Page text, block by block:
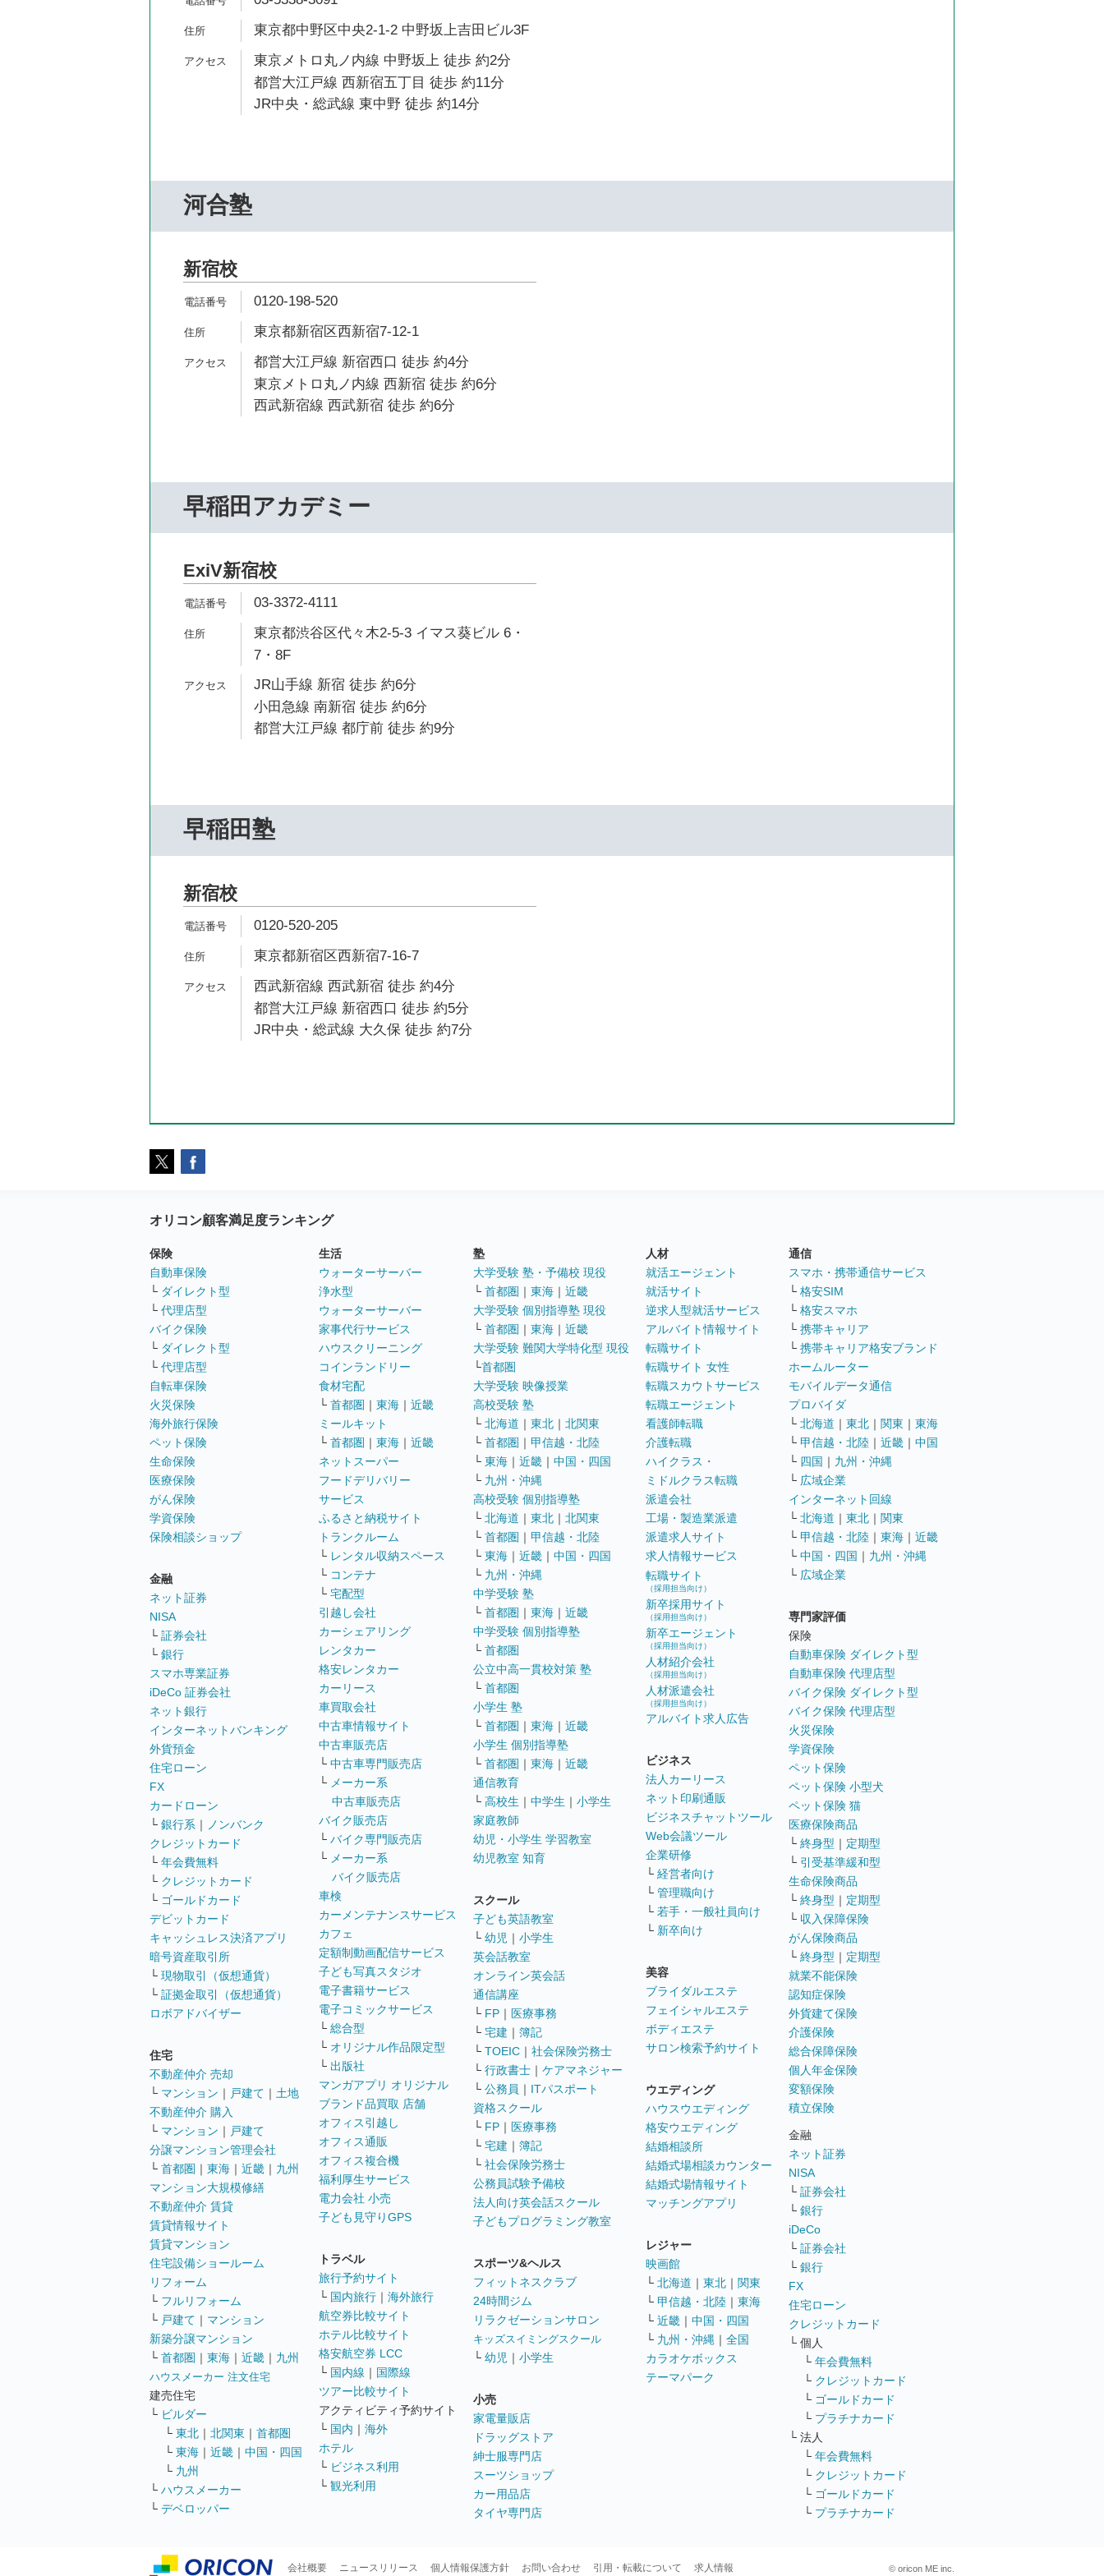
東京都中野区中央2-1-2 中野坂上吉田ビル3F
東京メトロ丸ノ内線 中野坂上 徒歩 約2分
都営大江戸線 西新宿五丁目 徒歩 約11分
JR中央・総武線 東中野 徒歩 約14分
河合塾
新宿校
0120-198-520
東京都新宿区西新宿7-12-1
都営大江戸線 新宿西口 徒歩 約4分
東京メトロ丸ノ内線 西新宿 徒歩 約6分
西武新宿線 西武新宿 徒歩 約6分
早稲田アカデミー
ExiV新宿校
03-3372-4111
東京都渋谷区代々木2-5-3 イマス葵ビル 6・
7・8F
JR山手線 新宿 徒歩 約6分
小田急線 南新宿 徒歩 約6分
都営大江戸線 都庁前 徒歩 約9分
早稲田塾
新宿校
0120-520-205
東京都新宿区西新宿7-16-7
西武新宿線 西武新宿 徒歩 約4分
都営大江戸線 新宿西口 徒歩 約5分
JR中央・総武線 大久保 徒歩 約7分
オリコン顧客満足度ランキング
保険
自動車保険
└ ダイレクト型
└ 代理店型
バイク保険
└ ダイレクト型
└ 代理店型
自転車保険
火災保険
海外旅行保険
ペット保険
生命保険
医療保険
がん保険
学資保険
保険相談ショップ
金融
ネット証券
NISA
└ 証券会社
└ 銀行
スマホ専業証券
iDeCo 証券会社
ネット銀行
インターネットバンキング
外貨預金
住宅ローン
FX
カードローン
└ 銀行系 ｜
ノンバンク
クレジットカード
└ 年会費無料
└ クレジットカード
└ ゴールドカード
デビットカード
キャッシュレス決済アプリ
暗号資産取引所
└ 現物取引（仮想通貨）
└ 証拠金取引（仮想通貨）
ロボアドバイザー
住宅
不動産仲介 売却
└ マンション ｜ 戸建て ｜ 土地
不動産仲介 購入
└ マンション ｜ 戸建て
分譲マンション管理会社
└ 首都圏 ｜ 東海 ｜ 近畿 ｜ 九州
マンション大規模修繕
不動産仲介 賃貸
賃貸情報サイト
賃貸マンション
住宅設備ショールーム
リフォーム
└ フルリフォーム
└ 戸建て ｜ マンション
新築分譲マンション
└ 首都圏 ｜ 東海 ｜ 近畿 ｜ 九州
ハウスメーカー 注文住宅
建売住宅
└ ビルダー
└ 東北 ｜ 北関東 ｜ 首都圏
└ 東海 ｜ 近畿 ｜ 中国・四国
└ 九州
└ ハウスメーカー
└ デベロッパー
生活
ウォーターサーバー
浄水型
ウォーターサーバー
家事代行サービス
ハウスクリーニング
コインランドリー
食材宅配
└ 首都圏 ｜ 東海 ｜ 近畿
ミールキット
└ 首都圏 ｜ 東海 ｜ 近畿
ネットスーパー
フードデリバリー
サービス
ふるさと納税サイト
トランクルーム
└ レンタル収納スペース
└ コンテナ
└ 宅配型
引越し会社
カーシェアリング
レンタカー
格安レンタカー
カーリース
車買取会社
中古車情報サイト
中古車販売店
└ 中古車専門販売店
└ メーカー系
中古車販売店
バイク販売店
└ バイク専門販売店
└ メーカー系
バイク販売店
車検
カーメンテナンスサービス
カフェ
定額制動画配信サービス
子ども写真スタジオ
電子書籍サービス
電子コミックサービス
└ 総合型
└ オリジナル作品限定型
└ 出版社
マンガアプリ オリジナル
ブランド品買取 店舗
オフィス引越し
オフィス通販
オフィス複合機
福利厚生サービス
電力会社 小売
子ども見守りGPS
トラベル
旅行予約サイト
└ 国内旅行 ｜ 海外旅行
航空券比較サイト
ホテル比較サイト
格安航空券 LCC
└ 国内線 ｜ 国際線
ツアー比較サイト
アクティビティ予約サイト
└ 国内 ｜ 海外
ホテル
└ ビジネス利用
└ 観光利用
塾
大学受験 塾・予備校 現役
└ 首都圏 ｜ 東海 ｜ 近畿
大学受験 個別指導塾 現役
└ 首都圏 ｜ 東海 ｜ 近畿
大学受験 難関大学特化型 現役
└首都圏
大学受験 映像授業
高校受験 塾
└ 北海道 ｜ 東北 ｜ 北関東
└ 首都圏 ｜ 甲信越・北陸
└ 東海 ｜ 近畿 ｜ 中国・四国
└ 九州・沖縄
高校受験 個別指導塾
└ 北海道 ｜ 東北 ｜ 北関東
└ 首都圏 ｜ 甲信越・北陸
└ 東海 ｜ 近畿 ｜ 中国・四国
└ 九州・沖縄
中学受験 塾
└ 首都圏 ｜ 東海 ｜ 近畿
中学受験 個別指導塾
└ 首都圏
公立中高一貫校対策 塾
└ 首都圏
小学生 塾
└ 首都圏 ｜ 東海 ｜ 近畿
小学生 個別指導塾
└ 首都圏 ｜ 東海 ｜ 近畿
通信教育
└ 高校生 ｜ 中学生 ｜ 小学生
家庭教師
幼児・小学生 学習教室
幼児教室 知育
スクール
子ども英語教室
└ 幼児 ｜ 小学生
英会話教室
オンライン英会話
通信講座
└ FP ｜ 医療事務
└ 宅建 ｜ 簿記
└ TOEIC ｜ 社会保険労務士
└ 行政書士 ｜ ケアマネジャー
└ 公務員 ｜ ITパスポート
資格スクール
└ FP ｜ 医療事務
└ 宅建 ｜ 簿記
└ 社会保険労務士
公務員試験予備校
法人向け英会話スクール
子どもプログラミング教室
スポーツ&ヘルス
フィットネスクラブ
24時間ジム
リラクゼーションサロン
キッズスイミングスクール
└ 幼児 ｜ 小学生
小売
家電量販店
ドラッグストア
紳士服専門店
スーツショップ
カー用品店
タイヤ専門店
人材
就活エージェント
就活サイト
逆求人型就活サービス
アルバイト情報サイト
転職サイト
転職サイト 女性
転職スカウトサービス
転職エージェント
看護師転職
介護転職
ハイクラス・
ミドルクラス転職
派遣会社
工場・製造業派遣
派遣求人サイト
求人情報サービス
転職サイト
（採用担当向け）
新卒採用サイト
（採用担当向け）
新卒エージェント
（採用担当向け）
人材紹介会社
（採用担当向け）
人材派遣会社
（採用担当向け）
アルバイト求人広告
ビジネス
法人カーリース
ネット印刷通販
ビジネスチャットツール
Web会議ツール
企業研修
└ 経営者向け
└ 管理職向け
└ 若手・一般社員向け
└ 新卒向け
美容
ブライダルエステ
フェイシャルエステ
ボディエステ
サロン検索予約サイト
ウエディング
ハウスウエディング
格安ウエディング
結婚相談所
結婚式場相談カウンター
結婚式場情報サイト
マッチングアプリ
レジャー
映画館
└ 北海道 ｜ 東北 ｜ 関東
└ 甲信越・北陸 ｜ 東海
└ 近畿 ｜ 中国・四国
└ 九州・沖縄 ｜ 全国
カラオケボックス
テーマパーク
通信
スマホ・携帯通信サービス
└ 格安SIM
└ 格安スマホ
└ 携帯キャリア
└ 携帯キャリア格安ブランド
ホームルーター
モバイルデータ通信
プロバイダ
└ 北海道 ｜ 東北 ｜ 関東 ｜ 東海
└ 甲信越・北陸 ｜ 近畿 ｜ 中国
└ 四国 ｜ 九州・沖縄
└ 広域企業
インターネット回線
└ 北海道 ｜ 東北 ｜ 関東
└ 甲信越・北陸 ｜ 東海 ｜ 近畿
└ 中国・四国 ｜ 九州・沖縄
└ 広域企業
専門家評価
保険
自動車保険 ダイレクト型
自動車保険 代理店型
バイク保険 ダイレクト型
バイク保険 代理店型
火災保険
学資保険
ペット保険
ペット保険 小型犬
ペット保険 猫
医療保険商品
└ 終身型 ｜ 定期型
└ 引受基準緩和型
生命保険商品
└ 終身型 ｜ 定期型
└ 収入保障保険
がん保険商品
└ 終身型 ｜ 定期型
就業不能保険
認知症保険
外貨建て保険
介護保険
総合保障保険
個人年金保険
変額保険
積立保険
金融
ネット証券
NISA
└ 証券会社
└ 銀行
iDeCo
└ 証券会社
└ 銀行
FX
住宅ローン
クレジットカード
└ 個人
└ 年会費無料
└ クレジットカード
└ ゴールドカード
└ プラチナカード
└ 法人
└ 年会費無料
└ クレジットカード
└ ゴールドカード
└ プラチナカード
会社概要 ニュースリリース 個人情報保護方針 お問い合わせ 引用・転載について 求人情報 © oricon ME inc.